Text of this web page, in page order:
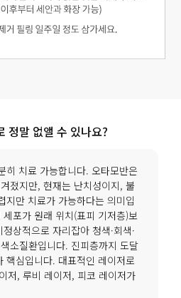
정말 없앨 수 있나요?
히 치료 가능합니다. 오타모반은
졌지만, 현재는 난치성이지, 불
지만 치료가 가능하다는 의미입
포가 원래 위치(표피 기저층)보
상적으로 자리잡아 청색·회색·
소질환입니다. 진피층까지 도달
핵심입니다. 대표적인 레이저로
저, 루비 레이저, 피코 레이저가